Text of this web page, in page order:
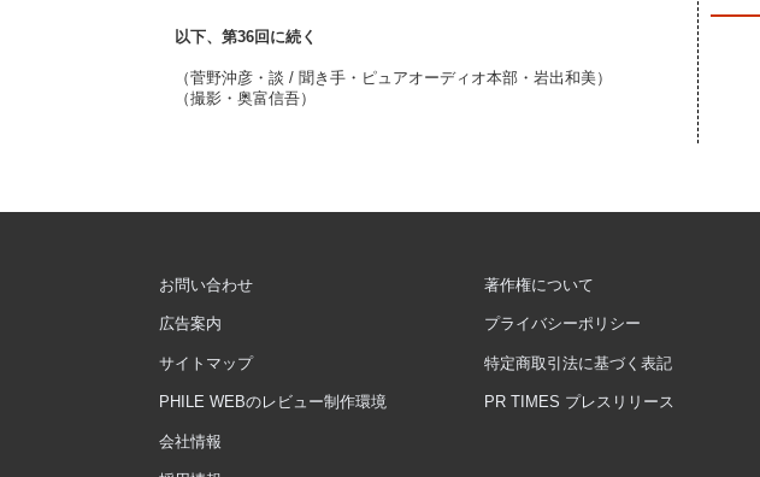
以下、第36回に続く
（菅野沖彦・談 / 聞き手・ピュアオーディオ本部・岩出和美）
（撮影・奥富信吾）
お問い合わせ
広告案内
サイトマップ
PHILE WEBのレビュー制作環境
会社情報
著作権について
プライバシーポリシー
特定商取引法に基づく表記
PR TIMES プレスリリース